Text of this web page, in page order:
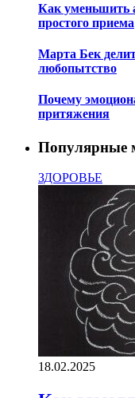
Как уменьшить
простого приема
Марта Бек
любопытство
Почему
притяжения
Популярные
ЗДОРОВЬЕ
18.02.2025